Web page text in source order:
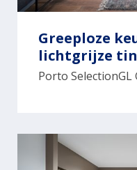
Greeploze
lichtgrijze
Porto SelectionGL